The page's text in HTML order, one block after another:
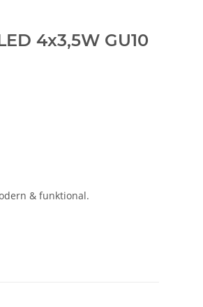
4x3,5W GU10
& funktional.